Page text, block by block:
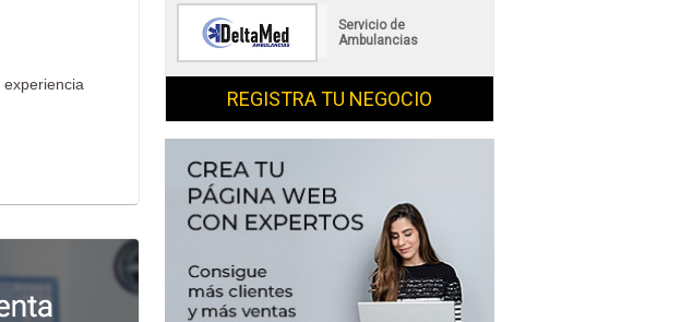
Servicio de
Ambulancias
REGISTRA TU NEGOCIO